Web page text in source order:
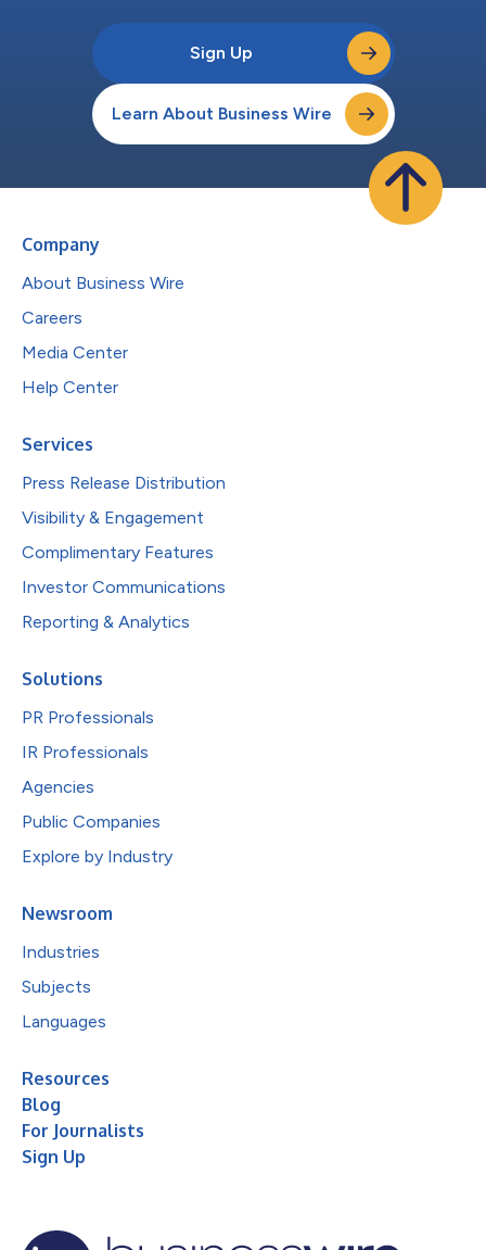
Sign Up
Learn About Business Wire
Company
About Business Wire
Careers
Media Center
Help Center
Services
Press Release Distribution
Visibility & Engagement
Complimentary Features
Investor Communications
Reporting & Analytics
Solutions
PR Professionals
IR Professionals
Agencies
Public Companies
Explore by Industry
Newsroom
Industries
Subjects
Languages
Resources
Blog
For Journalists
Sign Up